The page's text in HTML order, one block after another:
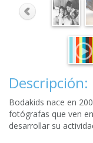
Descripción:
Bodakids nace en
fotógrafas que ven
desarrollar su